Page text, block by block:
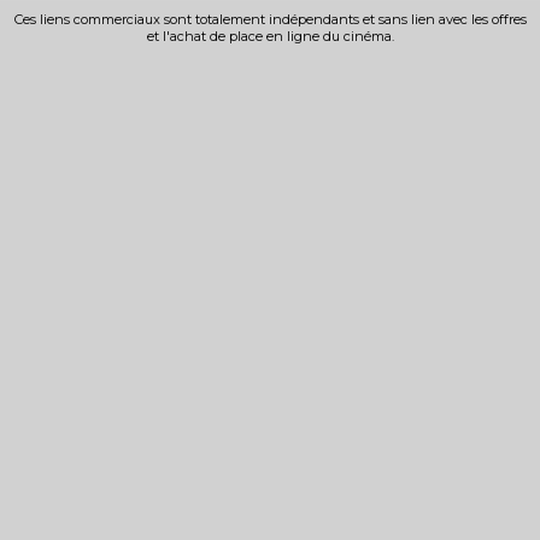
Ces liens commerciaux sont totalement indépendants et sans lien avec les offres
et l'achat de place en ligne du cinéma.